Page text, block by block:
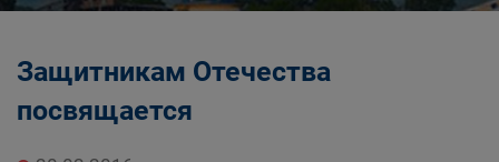
Защитникам Отечества
посвящается